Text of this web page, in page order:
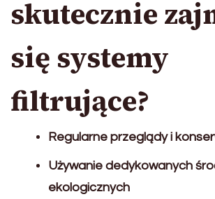
skutecznie
się systemy
filtrujące?
Regularne przeglądy i
Używanie dedykowanych
ekologicznych